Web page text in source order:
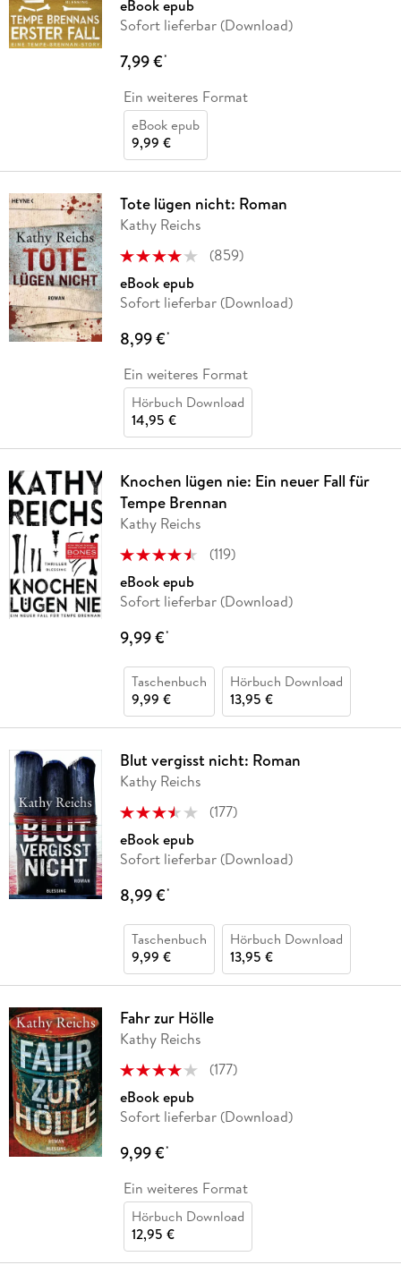
eBook epub
Sofort lieferbar (Download)
7,99 €*
Ein weiteres Format
eBook epub
9,99 €
Tote lügen nicht: Roman
Kathy Reichs
(859)
eBook epub
Sofort lieferbar (Download)
8,99 €*
Ein weiteres Format
Hörbuch Download
14,95 €
Knochen lügen nie: Ein neuer Fall für
Tempe Brennan
Kathy Reichs
(119)
eBook epub
Sofort lieferbar (Download)
9,99 €*
Taschenbuch
9,99 €
Hörbuch Download
13,95 €
Blut vergisst nicht: Roman
Kathy Reichs
(177)
eBook epub
Sofort lieferbar (Download)
8,99 €*
Taschenbuch
9,99 €
Hörbuch Download
13,95 €
Fahr zur Hölle
Kathy Reichs
(177)
eBook epub
Sofort lieferbar (Download)
9,99 €*
Ein weiteres Format
Hörbuch Download
12,95 €